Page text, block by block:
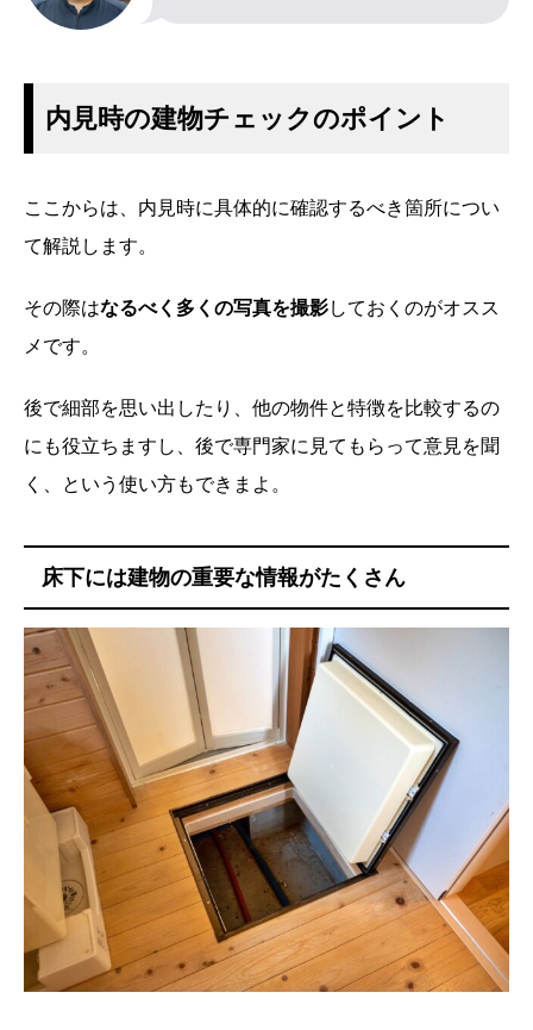
内見時の建物チェックのポイント
ここからは、内見時に具体的に確認するべき箇所につい
て解説します。
その際はなるべく多くの写真を撮影しておくのがオスス
メです。
後で細部を思い出したり、他の物件と特徴を比較するの
にも役立ちますし、後で専門家に見てもらって意見を聞
く、という使い方もできまよ。
床下には建物の重要な情報がたくさん